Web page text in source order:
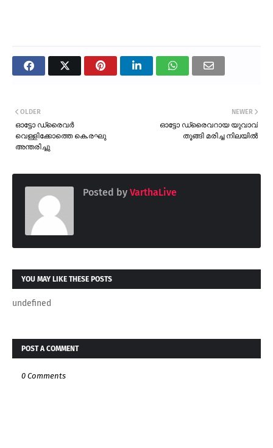
NEWER
ഓട്ടോ ഡ്രൈവറായ യുവാവ്
തൂങ്ങി മരിച്ച നിലയിൽ
OLDER
ഓട്ടോ ഡ്രൈവർ
വെള്ളിക്കോത്തെ കെ.രഘു
അന്തരിച്ചു
Posted by VarthaLive
YOU MAY LIKE THESE POSTS
undefined
POST A COMMENT
0 Comments